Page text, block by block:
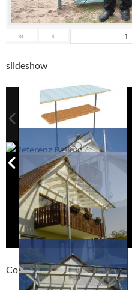
« ‹
slideshow
Compackt album